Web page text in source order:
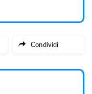
Condividi